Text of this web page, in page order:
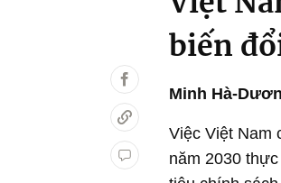
biến
Minh Hà-
Việc Việt Nam
năm 2030